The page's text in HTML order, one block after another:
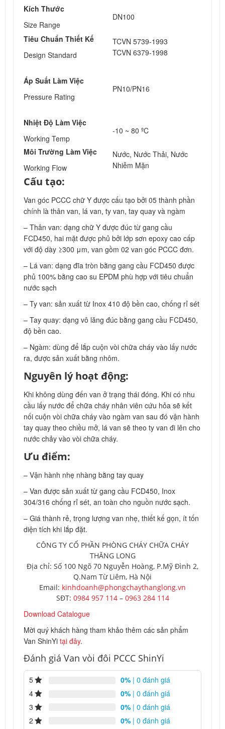
Kích Thước
Size Range
DN100
Tiêu Chuẩn Thiết Kế
Design Standard
TCVN 5739-1993
TCVN 6379-1998
Áp Suất Làm Việc
Pressure Rating
PN10/PN16
Nhiệt Độ Làm Việc
Working Temp
-10 ~ 80 ºC
Môi Trường Làm Việc
Working Flow
Nước, Nước Thải, Nước
Nhiễm Mặn
Cấu tạo:
Van góc PCCC chữ Y được cấu tạo bởi 05 thành phần
chính là thân van, lá van, ty van, tay quay và ngàm
– Thân van: dạng chữ Y được đúc từ gang cầu
FCD450, hai mặt được phủ bởi lớp sơn epoxy cao cấp
với độ dày ≥300 μm, van gồm 02 van góc PCCC đơn.
– Lá van: dạng đĩa tròn bằng gang cầu FCD450 được
phủ 100% bằng cao su EPDM phù hợp với tiêu chuẩn
nước sạch
– Ty van: sản xuất từ Inox 410 độ bền cao, chống rỉ sét
– Tay quay: dạng vô lăng đúc bằng gang cầu FCD450,
độ bền cao.
– Ngàm: dùng để lắp cuộn vòi chữa cháy vào lấy nước
ra, được sản xuất bằng nhôm.
Nguyên lý hoạt động:
Khi không dùng đến van ở trạng thái đóng. Khi có nhu
cầu lấy nước để chữa cháy nhân viên cứu hỏa sẽ kết
nối cuộn vòi chữa cháy vào ngàm van sau đó vận hành
tay quay theo chiều mở, lá van sẽ theo ty van đi lên cho
nước chảy vào vòi chữa cháy.
Ưu điểm:
– Vận hành nhẹ nhàng bằng tay quay
– Van được sản xuất từ gang cầu FCD450, Inox
304/316 chống rỉ sét, an toàn cho nguồn nước sạch.
– Giá thành rẻ, trọng lượng van nhẹ, thiết kế gọn, ít tốn
diện tích khi lắp đặt.
CÔNG TY CỔ PHẦN PHÒNG CHÁY CHỮA CHÁY
THĂNG LONG
Địa chỉ: Số 100 Ngõ 70 Nguyễn Hoàng, P.Mỹ Đình 2,
Q.Nam Từ Liêm, Hà Nội
Email: kinhdoanh@phongchaythanglong.vn
SĐT: 0984 957 114– 0963 284 114
Download Catalogue
Mời quý khách hàng tham khảo thêm các sản phẩm
Van ShinYi tại đây.
Đánh giá Van vòi đôi PCCC ShinYi
5 0% | 0 đánh giá
4
0% | 0 đánh giá
3
0% | 0 đánh giá
2
0% | 0 đánh giá